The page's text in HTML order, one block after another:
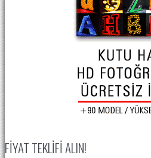
FIYAT TEKLIFI ALIN!